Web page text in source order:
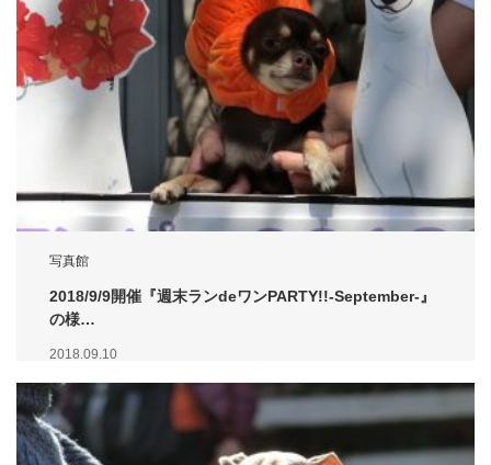
写真館
2018/9/9開催『週末ランdeワンPARTY!!-September-』
の様…
2018.09.10